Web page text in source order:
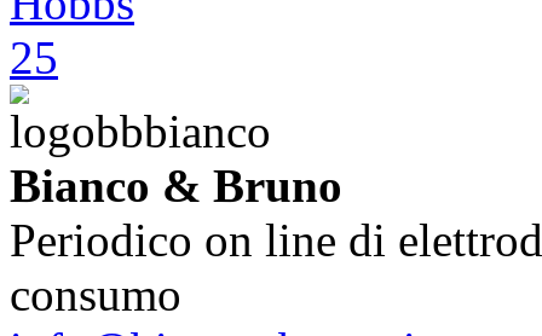
Bianco & Bruno
Periodico on line di
consumo